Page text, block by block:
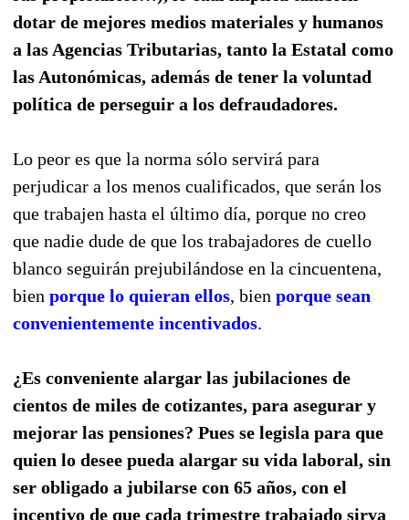
dotar de mejores medios materiales y humanos
a las Agencias Tributarias, tanto la Estatal como
las Autonómicas, además de tener la voluntad
política de perseguir a los defraudadores.
Lo peor es que la norma sólo servirá para
perjudicar a los menos cualificados, que serán los
que trabajen hasta el último día, porque no creo
que nadie dude de que los trabajadores de cuello
blanco seguirán prejubilándose en la cincuentena,
bien porque lo quieran ellos, bien porque sean
convenientemente incentivados.
¿Es conveniente alargar las jubilaciones de
cientos de miles de cotizantes, para asegurar y
mejorar las pensiones? Pues se legisla para que
quien lo desee pueda alargar su vida laboral, sin
ser obligado a jubilarse con 65 años, con el
incentivo de que cada trimestre trabajado sirva